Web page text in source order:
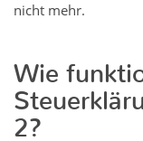
nicht mehr.
Wie
2?